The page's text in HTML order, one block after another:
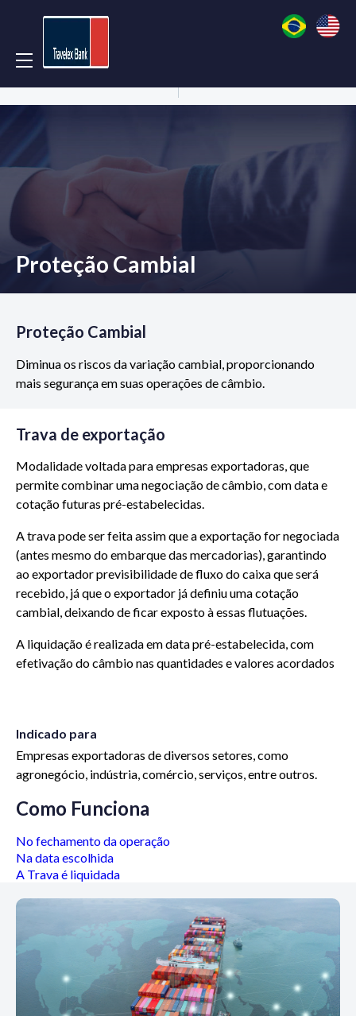
Proteção Cambial
Proteção Cambial
Diminua os riscos da variação cambial, proporcionando
mais segurança em suas operações de câmbio.
Trava de exportação
Modalidade voltada para empresas exportadoras, que
permite combinar uma negociação de câmbio, com data e
cotação futuras pré-estabelecidas.
A trava pode ser feita assim que a exportação for negociada
(antes mesmo do embarque das mercadorias), garantindo
ao exportador previsibilidade de fluxo do caixa que será
recebido, já que o exportador já definiu uma cotação
cambial, deixando de ficar exposto à essas flutuações.
A liquidação é realizada em data pré-estabelecida, com
efetivação do câmbio nas quantidades e valores acordados
Indicado para
Empresas exportadoras de diversos setores, como
agronegócio, indústria, comércio, serviços, entre outros.
Como Funciona
No fechamento da operação
Na data escolhida
A Trava é liquidada